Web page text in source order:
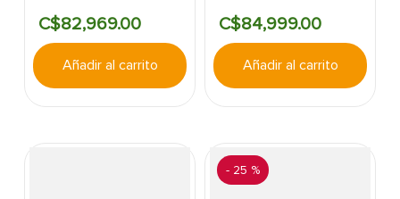
DISPENSADOR SILVER
C$82,969.00
Añadir al carrito
DISPENSADOR SILVER
C$84,999.00
Añadir al carrito
- 25 %